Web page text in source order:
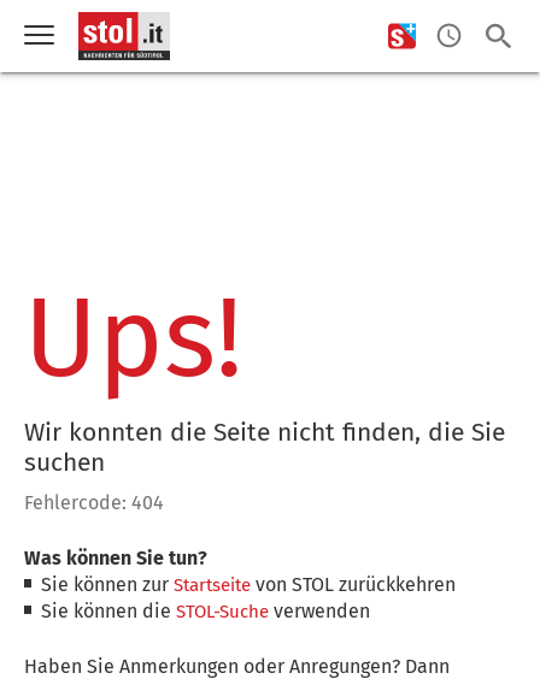
Ups!
Wir konnten die Seite nicht finden, die Sie
suchen
Fehlercode: 404
Was können Sie tun?
Sie können zurStartseite von STOL zurückkehren
Sie können dieSTOL-Suche verwenden
Haben Sie Anmerkungen oder Anregungen? Dann